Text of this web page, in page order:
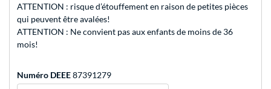
ATTENTION : risque d’étouffement en raison de petites pièces
qui peuvent être avalées!
ATTENTION : Ne convient pas aux enfants de moins de 36
mois!
Numéro DEEE87391279